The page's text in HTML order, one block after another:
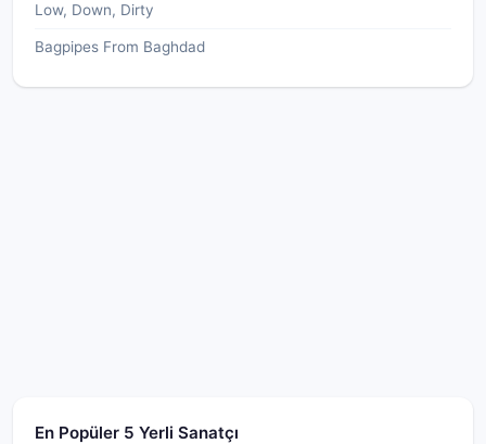
Low, Down, Dirty
Bagpipes From Baghdad
En Popüler 5 Yerli Sanatçı